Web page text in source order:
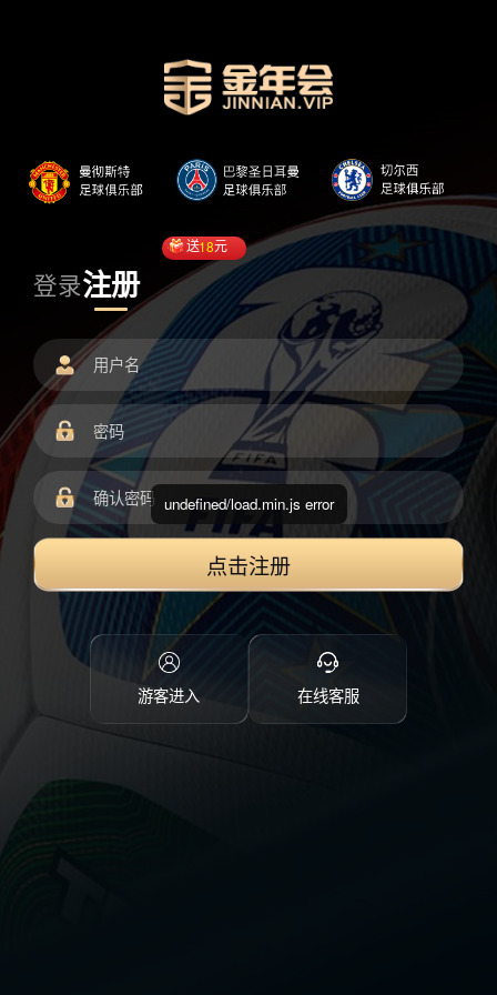
登录注册
送18元
点击注册
游客进入 在线客服
undefined/load.min.js error